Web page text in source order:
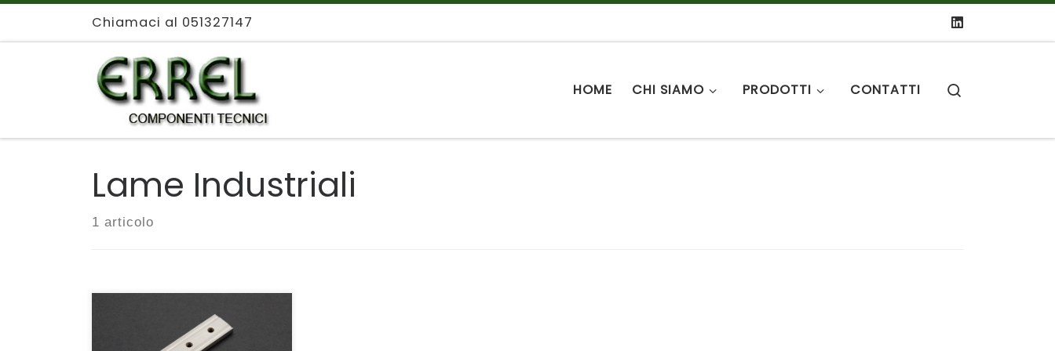
Passa al contenutoChiamaci al 051327147
HOME CHI SIAMO PRODOTTI CONTATTI
Lame Industriali
1 articolo
Lame per macchine
automatiche in genere.